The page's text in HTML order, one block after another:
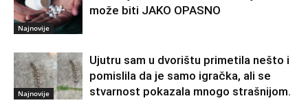
Najnovije
može biti JAKO OPASNO
Najnovije
Ujutru sam u dvorištu primetila nešto i
pomislila da je samo igračka, ali se
stvarnost pokazala mnogo strašnijom.